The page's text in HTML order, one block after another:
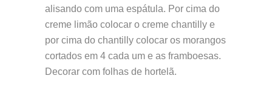
alisando com uma espátula. Por cima do
creme limão colocar o creme chantilly e
por cima do chantilly colocar os morangos
cortados em 4 cada um e as framboesas.
Decorar com folhas de hortelã.